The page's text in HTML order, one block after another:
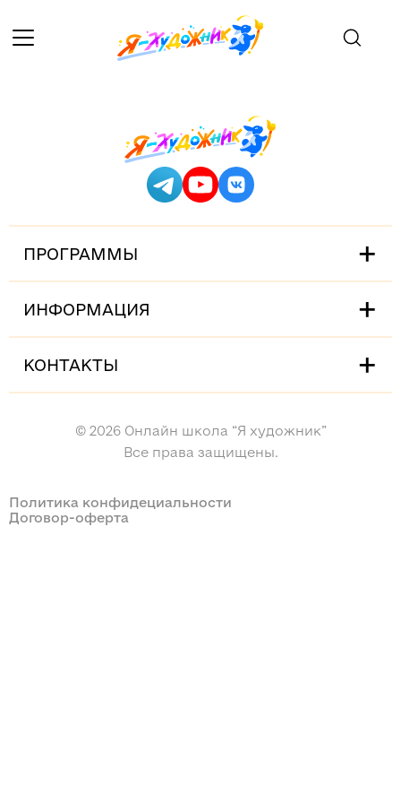
ПРОГРАММЫ
ИНФОРМАЦИЯ
КОНТАКТЫ
© 2026 Онлайн школа “Я художник”
Все права защищены.
Политика конфидециальности
Договор-оферта